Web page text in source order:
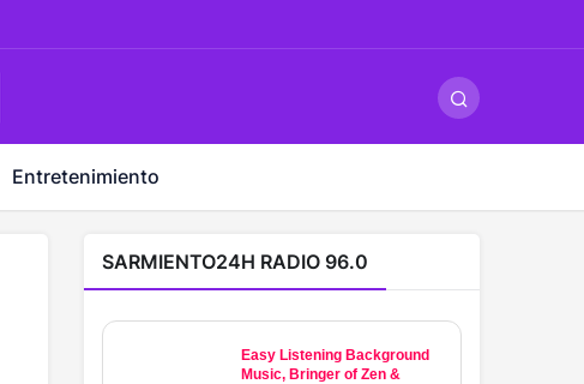
Entretenimiento
SARMIENTO24H RADIO 96.0
Easy Listening Background
Music, Bringer of Zen &